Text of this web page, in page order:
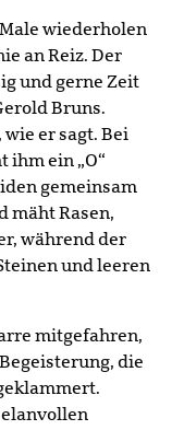
wiederholen
an Reiz. Der
und gerne Zeit
Bruns.
wie er sagt. Bei
ihm ein „O“
gemeinsam
mäht Rasen,
während der
und leeren
mitgefahren,
die
elanvollen